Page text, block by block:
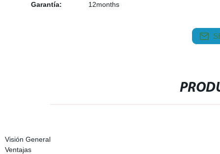
Garantía:
12months
Visión General
Ventajas